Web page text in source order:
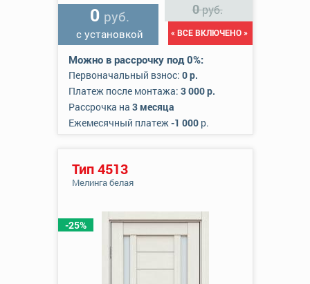
0 руб.
с установкой
0руб.
« ВСЕ ВКЛЮЧЕНО »
Можно в рассрочку под 0%:
Первоначальный взнос: 0 р.
Платеж после монтажа: 3 000 р.
Рассрочка на 3 месяца
Ежемесячный платеж-1 000р.
-25%
Тип 4513
Мелинга белая